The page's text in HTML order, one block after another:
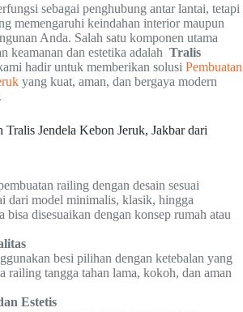
sebagai penghubung antar lantai, tetapi
memengaruhi keindahan interior maupun
Anda. Salah satu komponen utama
keamanan dan estetika adalah Tralis
hadir untuk memberikan solusi Pembuatan
yang kuat, aman, dan bergaya modern
Tralis Jendela Kebon Jeruk, Jakbar dari
railing dengan desain sesuai
dari model minimalis, klasik, hingga
disesuaikan dengan konsep rumah atau
besi pilihan dengan ketebalan yang
railing tangga tahan lama, kokoh, dan aman
Estetis